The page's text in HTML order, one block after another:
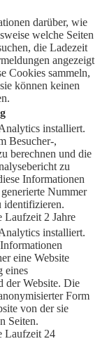
darüber, wie
welche Seiten
die Ladezeit
angezeigt
Cookies sammeln,
können keinen
installiert.
Besucher-,
berechnen und die
zu
Informationen
Nummer
identifizieren.
Laufzeit 2 Jahre
installiert.
eine Website
eines
der Website. Die
Form
von der sie
Seiten.
Laufzeit 24